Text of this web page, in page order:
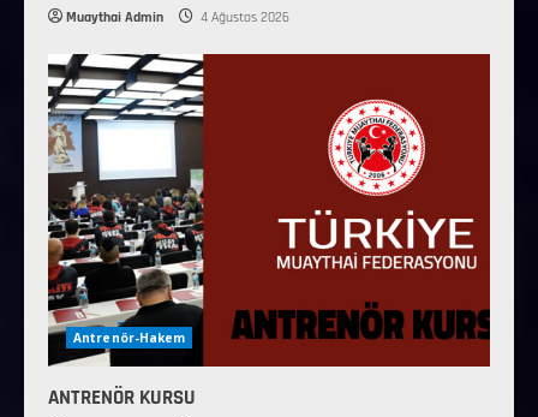
Muaythai Admin 4 Ağustos 2026
Antrenör-Hakem
ANTRENÖR KURSU